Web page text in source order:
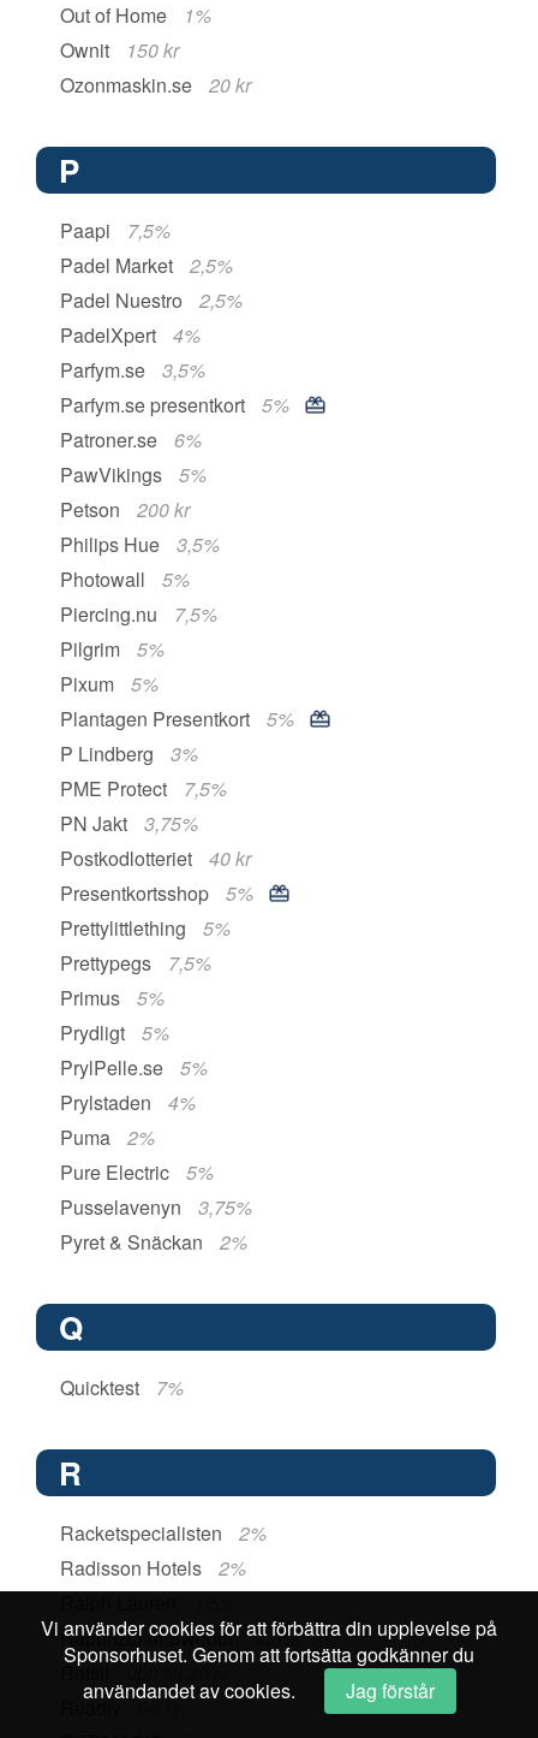
Out of Home
1%
Ownit
150 kr
Ozonmaskin.se
20 kr
P
Paapi
7,5%
Padel Market
2,5%
Padel Nuestro
2,5%
PadelXpert
4%
Parfym.se
3,5%
Parfym.se presentkort
5%
Patroner.se
6%
PawVikings
5%
Petson
200 kr
Philips Hue
3,5%
Photowall
5%
Piercing.nu
7,5%
Pilgrim
5%
Pixum
5%
Plantagen Presentkort
5%
P Lindberg
3%
PME Protect
7,5%
PN Jakt
3,75%
Postkodlotteriet
40 kr
Presentkortsshop
5%
Prettylittlething
5%
Prettypegs
7,5%
Primus
5%
Prydligt
5%
PrylPelle.se
5%
Prylstaden
4%
Puma
2%
Pure Electric
5%
Pusselavenyn
3,75%
Pyret & Snäckan
2%
Q
Quicktest 7%
R
Racketspecialisten
2%
Radisson Hotels
2%
Rapunzel of Sweden
2,5%
Ratsit
Readly 60 kr
Vi använder cookies för att förbättra din upplevelse på
Sponsorhuset. Genom att fortsätta godkänner du
användandet av cookies.
Jag förstår